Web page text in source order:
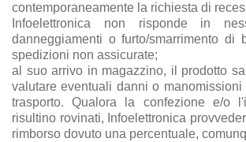
contemporaneamente la richiesta di
Infoelettronica non risponde in
danneggiamenti o furto/smarrimento di
spedizioni non assicurate;
al suo arrivo in magazzino, il prodotto
valutare eventuali danni o manomissioni
trasporto. Qualora la confezione e/o
risultino rovinati, Infoelettronica
rimborso dovuto una percentuale,